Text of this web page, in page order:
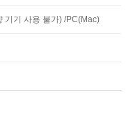
기기 사용 불가) /PC(Mac)